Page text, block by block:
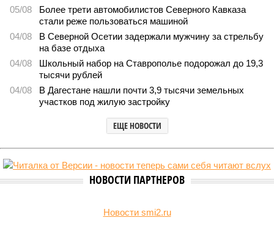
05/08
Более трети автомобилистов Северного Кавказа
стали реже пользоваться машиной
04/08
В Северной Осетии задержали мужчину за стрельбу
на базе отдыха
04/08
Школьный набор на Ставрополье подорожал до 19,3
тысячи рублей
04/08
В Дагестане нашли почти 3,9 тысячи земельных
участков под жилую застройку
ЕЩЕ НОВОСТИ
НОВОСТИ ПАРТНЕРОВ
Новости smi2.ru